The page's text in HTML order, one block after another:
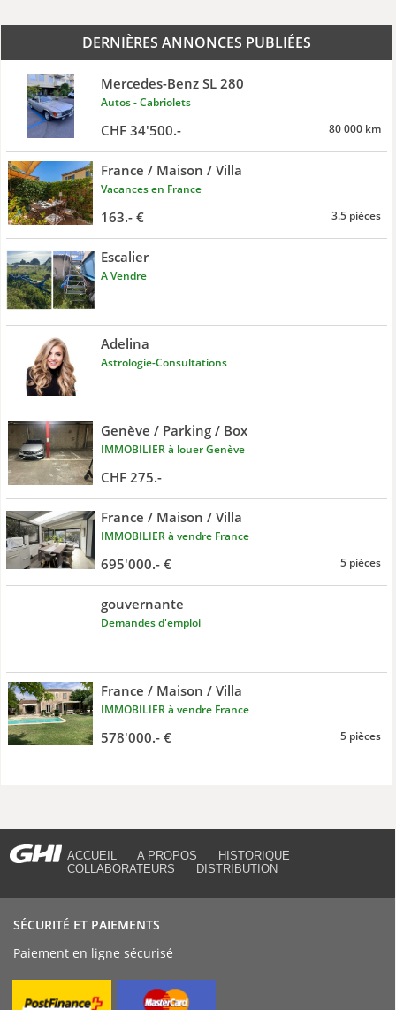
DERNIÈRES ANNONCES PUBLIÉES
Mercedes-Benz SL 280
Autos - Cabriolets
CHF 34'500.- 80 000 km
France / Maison / Villa
Vacances en France
163.- € 3.5 pièces
Escalier
A Vendre
Adelina
Astrologie-Consultations
Genève / Parking / Box
IMMOBILIER à louer Genève
CHF 275.-
France / Maison / Villa
IMMOBILIER à vendre France
695'000.- € 5 pièces
gouvernante
Demandes d'emploi
France / Maison / Villa
IMMOBILIER à vendre France
578'000.- € 5 pièces
ACCUEIL A PROPOS
HISTORIQUE
COLLABORATEURS
DISTRIBUTION
SÉCURITÉ ET PAIEMENTS
Paiement en ligne sécurisé